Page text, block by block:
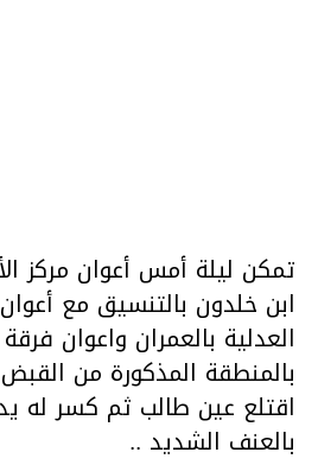
تمكن ليلة أمس أعوان مركز
ابن خلدون بالتنسيق مع
العدلية بالعمران واعوان
بالمنطقة المذكورة من
اقتلع عين طالب ثم كسر له
بالعنف الشديد ..